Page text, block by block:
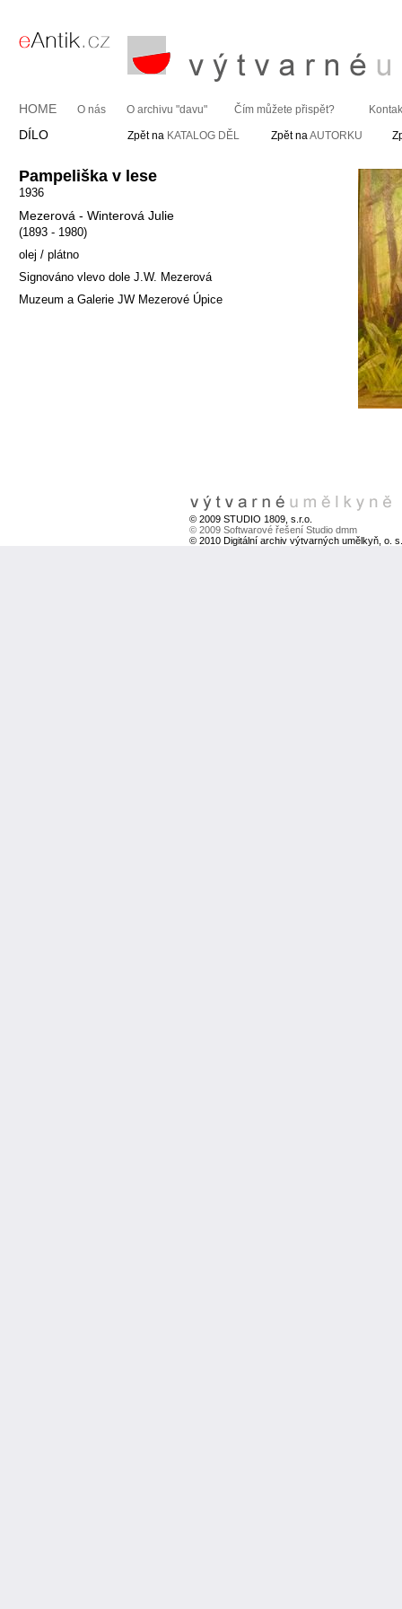
HOME O nás O archivu "davu" Čím můžete přispět?
DÍLO Zpět na KATALOG DĚL Zpět naAUTORKU
Pampeliška v lese
1936
Mezerová - Winterová Julie
(1893 - 1980)
olej / plátno
Signováno vlevo dole J.W. Mezerová
Muzeum a Galerie JW Mezerové Úpice
© 2009 STUDIO 1809, s.r.o.
© 2009 Softwarové řešení Studio dmm
© 2010 Digitální archiv výtvarných umělkyň, o. s.